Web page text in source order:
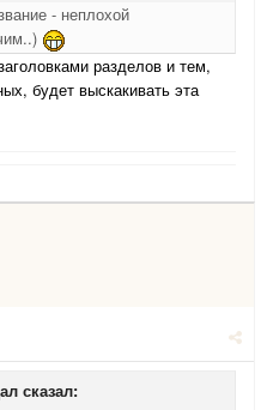
- неплохой
разделов и тем,
будет выскакивать эта
сказал: